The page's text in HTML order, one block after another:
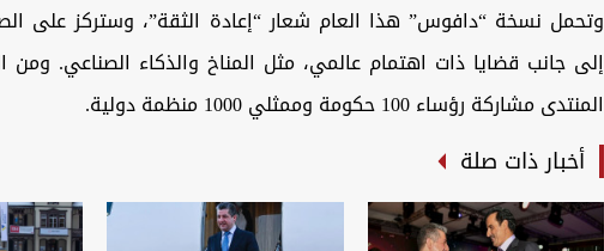
وتحمل نسخة “دافوس” هذا العام شعار “إعادة الثقة”، وستركز على
إلى جانب قضايا ذات اهتمام عالمي، مثل المناخ والذكاء الصناعي.
المنتدى مشاركة رؤساء 100 حكومة وممثلي 1000 منظمة دولية.
أخبار ذات صلة